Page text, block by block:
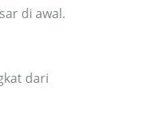
di awal.
dari